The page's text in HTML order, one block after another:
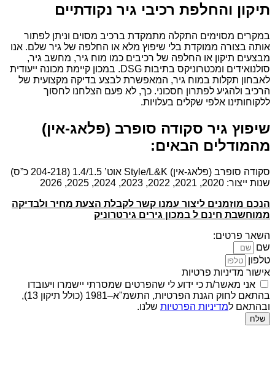
תיקון והחלפת רכיבי גיר נקודתיים
במקרים מסוימים התקלה מתמקדת ברכיב מסוים וניתן לפתור
אותה בצורה ממוקדת בלי שיפוץ מלא או החלפה של גיר שלם. אנו
מבצעים תיקון או החלפה של רכיבים כמו מוח גיר, מחשב גיר,
סולנואידים ומכטרוניקס בתיבות DSG. במכון קיימת מכונה ייעודית
לאבחון תקלות במוח גיר, המאפשרת לבצע בדיקה מקצועית של
הרכיב ולהגיע לפתרון חסכוני. כך, לא פעם הצלחנו לחסוך
ללקוחותינו אלפי שקלים בעלויות.
שיפוץ גיר סקודה סופרב (פלאג-אין)
מהמודלים הבאים:
סקודה סופרב (פלאג-אין) Style/L&K אוט’ 1.4/1.5 (204-218 כ”ס)
שנות ייצור: 2020, 2021, 2022, 2023, 2024, 2025, 2026
הנכם מוזמנים ליצור עמנו קשר לקבלת הצעת מחיר ולבדיקה
ממוחשבת חינם ל במכון גירים גירטרוניק
השאר פרטים:
שם
טלפון
אישור מדיניות פרטיות
אני מאשר/ת כי ידוע לי שהפרטים שמסרתי יישמרו ויעובדו
בהתאם לחוק הגנת הפרטיות, התשמ"א–1981 (כולל תיקון 13),
ובהתאם למדיניות הפרטיות שלנו.
שלח